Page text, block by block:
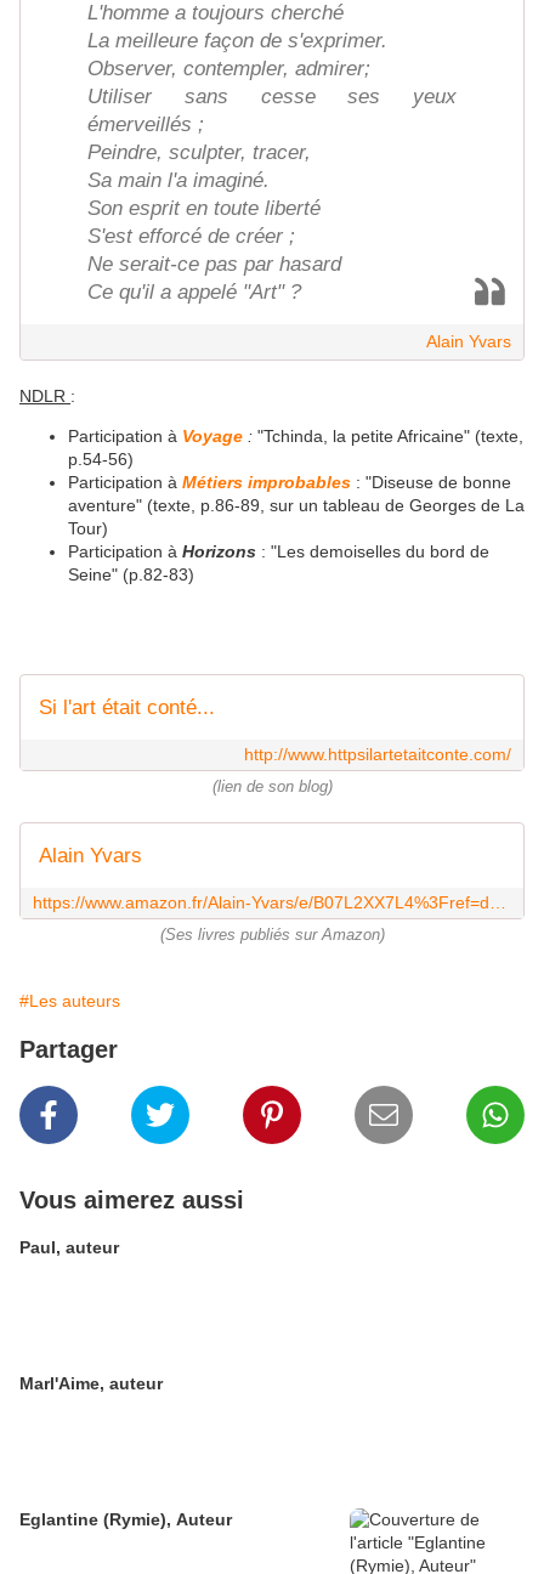
L'homme a toujours cherché
La meilleure façon de s'exprimer.
Observer, contempler, admirer;
Utiliser sans cesse ses yeux
émerveillés ;
Peindre, sculpter, tracer,
Sa main l'a imaginé.
Son esprit en toute liberté
S'est efforcé de créer ;
Ne serait-ce pas par hasard
Ce qu'il a appelé "Art" ?
Alain Yvars
NDLR :
Participation à Voyage : "Tchinda, la petite Africaine" (texte,
p.54-56)
Participation à Métiers improbables : "Diseuse de bonne
aventure" (texte, p.86-89, sur un tableau de Georges de La
Tour)
Participation à Horizons : "Les demoiselles du bord de
Seine" (p.82-83)
Si l'art était conté...
http://www.httpsilartetaitconte.com/
(lien de son blog)
Alain Yvars
(Ses livres publiés sur Amazon)
#Les auteurs
Partager
Vous aimerez aussi
Paul, auteur
Marl'Aime, auteur
Eglantine (Rymie), Auteur